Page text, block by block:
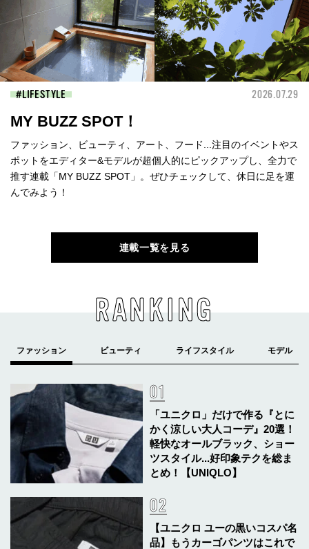
LIFESTYLE 2026.07.29
MY BUZZ SPOT！
ファッション、ビューティ、アート、フード...注目のイベントやス
ポットをエディター&モデルが超個人的にピックアップし、全力で
推す連載「MY BUZZ SPOT」。ぜひチェックして、休日に足を運
んでみよう！
連載一覧を見る
RANKING
「ユニクロ」だけで作る『とに
かく涼しい大人コーデ』20選！
軽快なオールブラック、ショー
ツスタイル...好印象テクを総ま
とめ！【UNIQLO】
【ユニクロ ユーの黒いコスパ名
品】もうカーゴパンツはこれで